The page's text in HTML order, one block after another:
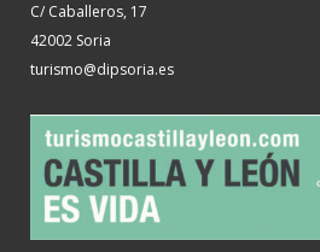
C/ Caballeros, 17
42002 Soria
turismo@dipsoria.es